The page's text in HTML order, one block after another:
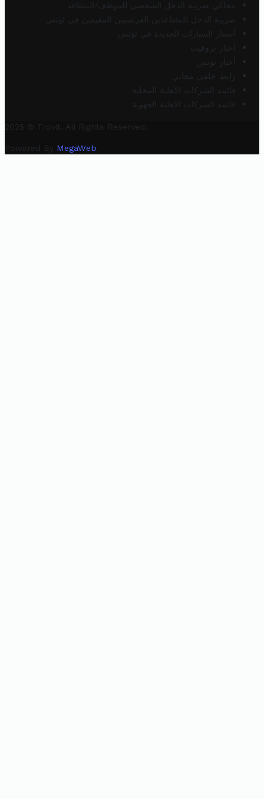
محاكي ضريبة الدخل الشخصي للموظف/المتقاعد
ضريبة الدخل للمتقاعدين الفرنسيين المقيمين في تونس
أسعار السيارات الجديدة في تونس
أخبار تروفيت
أخبار تونس
رابط خلفي مجاني
قائمة الشركات الأهلية المحلية
قائمة الشركات الأهلية الجهوية
2025 © Trovit. All Rights Reserved.
Powered By MegaWeb